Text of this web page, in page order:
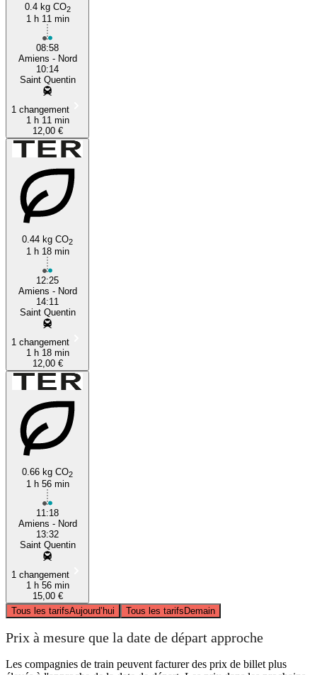
0.4 kg CO2
1 h 11 min
08:58
Amiens - Nord
10:14
Saint Quentin
1 changement
1 h 11 min
12,00 €
0.44 kg CO2
1 h 18 min
12:25
Amiens - Nord
14:11
Saint Quentin
1 changement
1 h 18 min
12,00 €
0.66 kg CO2
1 h 56 min
11:18
Amiens - Nord
13:32
Saint Quentin
1 changement
1 h 56 min
15,00 €
Tous les tarifsAujourd’hui Tous les tarifsDemain
Prix à mesure que la date de départ approche
Les compagnies de train peuvent facturer des prix de billet plus